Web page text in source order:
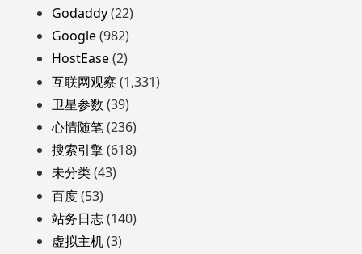
Godaddy(22)
Google(982)
HostEase(2)
互联网观察 (1,331)
卫星参数 (39)
心情随笔(236)
搜索引擎(618)
未分类(43)
百度(53)
站务日志(140)
虚拟主机(3)